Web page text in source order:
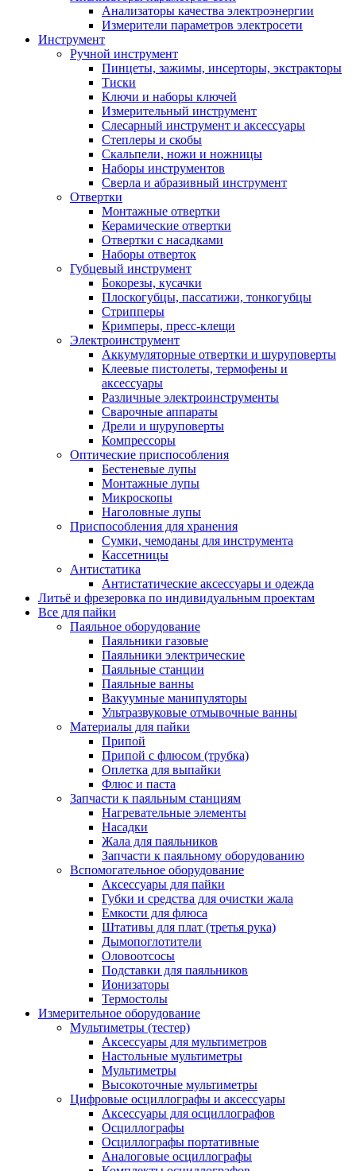
Анализаторы качества электроэнергии
Измерители параметров электросети
Инструмент
Ручной инструмент
Пинцеты, зажимы, инсерторы, экстракторы
Тиски
Ключи и наборы ключей
Измерительный инструмент
Слесарный инструмент и аксессуары
Степлеры и скобы
Скальпели, ножи и ножницы
Наборы инструментов
Сверла и абразивный инструмент
Отвертки
Монтажные отвертки
Керамические отвертки
Отвертки с насадками
Наборы отверток
Губцевый инструмент
Бокорезы, кусачки
Плоскогубцы, пассатижи, тонкогубцы
Стрипперы
Кримперы, пресс-клещи
Электроинструмент
Аккумуляторные отвертки и шуруповерты
Клеевые пистолеты, термофены и
аксессуары
Различные электроинструменты
Сварочные аппараты
Дрели и шуруповерты
Компрессоры
Оптические приспособления
Бестеневые лупы
Монтажные лупы
Микроскопы
Наголовные лупы
Приспособления для хранения
Сумки, чемоданы для инструмента
Кассетницы
Антистатика
Антистатические аксессуары и одежда
Литьё и фрезеровка по индивидуальным проектам
Все для пайки
Паяльное оборудование
Паяльники газовые
Паяльники электрические
Паяльные станции
Паяльные ванны
Вакуумные манипуляторы
Ультразвуковые отмывочные ванны
Материалы для пайки
Припой
Припой с флюсом (трубка)
Оплетка для выпайки
Флюс и паста
Запчасти к паяльным станциям
Нагревательные элементы
Насадки
Жала для паяльников
Запчасти к паяльному оборудованию
Вспомогательное оборудование
Аксессуары для пайки
Губки и средства для очистки жала
Емкости для флюса
Штативы для плат (третья рука)
Дымопоглотители
Оловоотсосы
Подставки для паяльников
Ионизаторы
Термостолы
Измерительное оборудование
Мультиметры (тестер)
Аксессуары для мультиметров
Настольные мультиметры
Мультиметры
Высокоточные мультиметры
Цифровые осциллографы и аксессуары
Аксессуары для осциллографов
Осциллографы
Осциллографы портативные
Аналоговые осциллографы